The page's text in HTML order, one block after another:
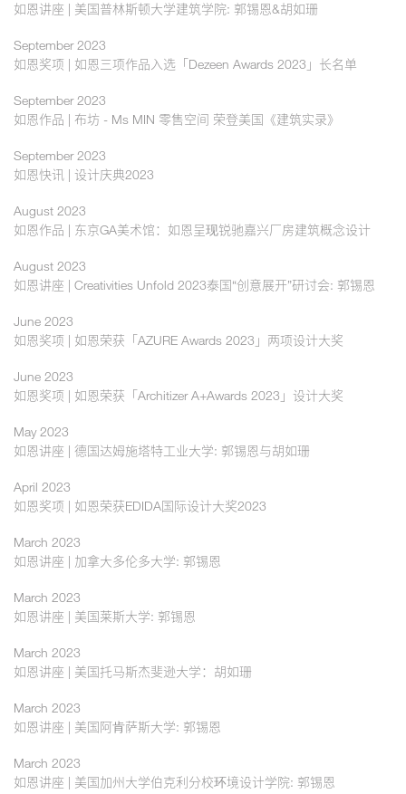
如恩讲座 | 美国普林斯顿大学建筑学院: 郭锡恩&胡如珊
September 2023
如恩奖项 | 如恩三项作品入选「Dezeen Awards 2023」长名单
September 2023
如恩作品 | 布坊 - Ms MIN 零售空间 荣登美国《建筑实录》
September 2023
如恩快讯 | 设计庆典2023
August 2023
如恩作品 | 东京GA美术馆：如恩呈现锐驰嘉兴厂房建筑概念设计
August 2023
如恩讲座 | Creativities Unfold 2023泰国“创意展开”研讨会: 郭锡恩
June 2023
如恩奖项 | 如恩荣获「AZURE Awards 2023」两项设计大奖
June 2023
如恩奖项 | 如恩荣获「Architizer A+Awards 2023」设计大奖
May 2023
如恩讲座 | 德国达姆施塔特工业大学: 郭锡恩与胡如珊
April 2023
如恩奖项 | 如恩荣获EDIDA国际设计大奖2023
March 2023
如恩讲座 | 加拿大多伦多大学: 郭锡恩
March 2023
如恩讲座 | 美国莱斯大学: 郭锡恩
March 2023
如恩讲座 | 美国托马斯杰斐逊大学：胡如珊
March 2023
如恩讲座 | 美国阿肯萨斯大学: 郭锡恩
March 2023
如恩讲座 | 美国加州大学伯克利分校环境设计学院: 郭锡恩